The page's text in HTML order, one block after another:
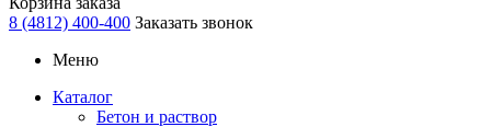
8 (4812) 400-400 Заказать звонок
Меню
Каталог
Бетон и раствор